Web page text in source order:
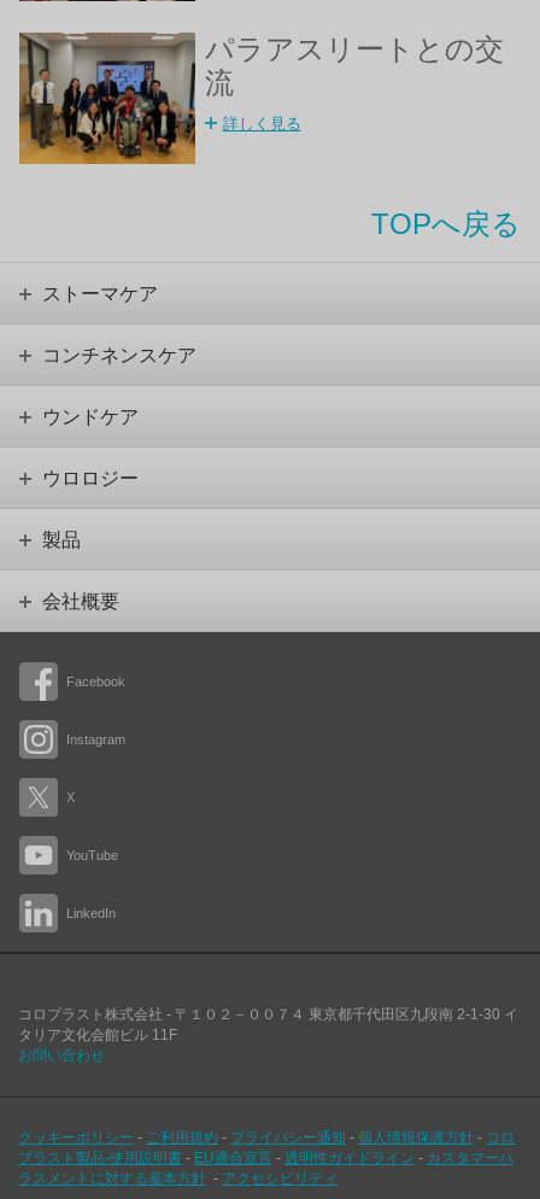
パラアスリートとの交
流
詳しく見る
TOPへ戻る
Facebook
Instagram
X
YouTube
LinkedIn
ストーマケア
コンチネンスケア
ウンドケア
ウロロジー
製品
会社概要
コロプラスト株式会社 - 〒１０２－００７４ 東京都千代田区九段南 2-1-30 イ
タリア文化会館ビル 11F
お問い合わせ
クッキーポリシー - ご利用規約 - プライバシー通知 - 個人情報保護方針 - コロ
プラスト製品-使用説明書 - EU適合宣言 - 透明性ガイドライン - カスタマーハ
ラスメントに対する基本方針 - アクセシビリティ